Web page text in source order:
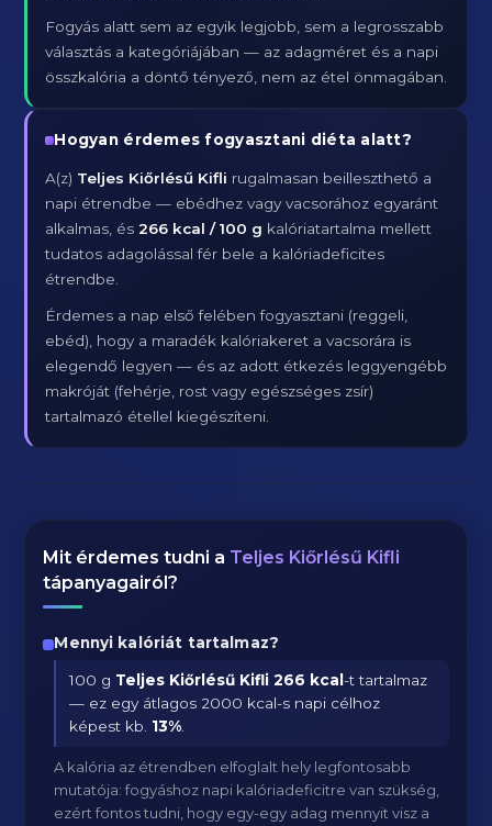
Fogyás alatt sem az egyik legjobb, sem a legrosszabb
választás a kategóriájában — az adagméret és a napi
összkalória a döntő tényező, nem az étel önmagában.
Hogyan érdemes fogyasztani diéta alatt?
A(z) Teljes Kiőrlésű Kifli rugalmasan beilleszthető a
napi étrendbe — ebédhez vagy vacsorához egyaránt
alkalmas, és266 kcal / 100 g kalóriatartalma mellett
tudatos adagolással fér bele a kalóriadeficites
étrendbe.
Érdemes a nap első felében fogyasztani (reggeli,
ebéd), hogy a maradék kalóriakeret a vacsorára is
elegendő legyen — és az adott étkezés leggyengébb
makróját (fehérje, rost vagy egészséges zsír)
tartalmazó étellel kiegészíteni.
Mit érdemes tudni a Teljes Kiőrlésű Kifli
tápanyagairól?
Mennyi kalóriát tartalmaz?
100 g Teljes Kiőrlésű Kifli 266 kcal-t tartalmaz
— ez egy átlagos 2000 kcal-s napi célhoz
képest kb. 13%
A kalória az étrendben elfoglalt hely legfontosabb
mutatója: fogyáshoz napi kalóriadeficitre van szükség,
ezért fontos tudni, hogy egy-egy adag mennyit visz a